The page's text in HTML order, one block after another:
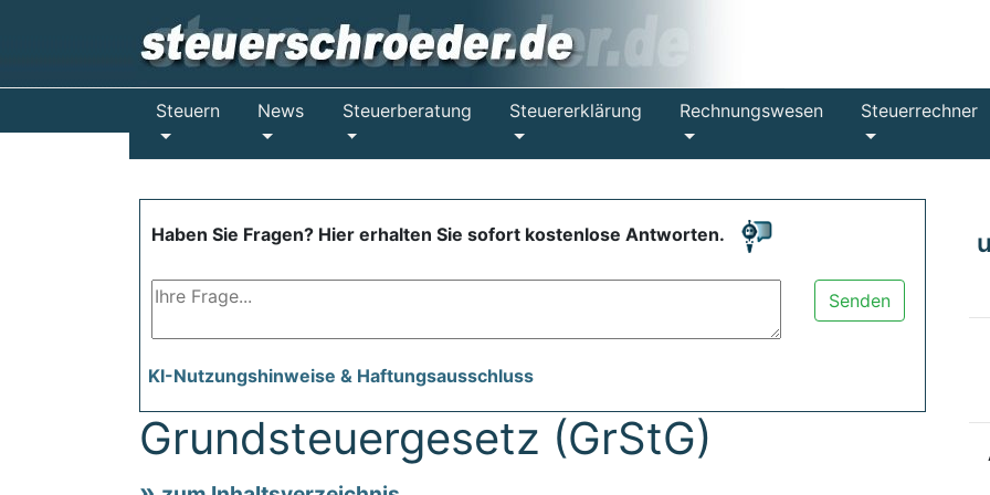
Steuern News Steuerberatung Steuererklärung Rechnungswesen Steuerrechner
Haben Sie Fragen? Hier erhalten Sie sofort kostenlose Antworten.
Senden
KI-Nutzungshinweise & Haftungsausschluss
Grundsteuergesetz (GrStG)